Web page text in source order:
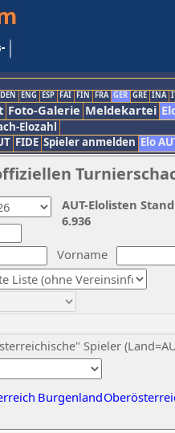
DEN ENG ESP FAI FIN FRA GER GRE INA
Foto-Galerie Meldekartei
Elozahl
FIDE Spieler anmelden Elo
Vorname
Spieler
Burgenland
AUT-Elolisten
6.936